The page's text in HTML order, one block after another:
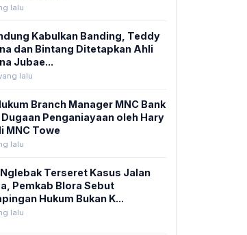
lalu
Kabulkan Banding, Teddy
dan Bintang Ditetapkan Ahli
Jubae...
lalu
Branch Manager MNC Bank
Penganiayaan oleh Hary
MNC Towe
lalu
Terseret Kasus Jalan
Pemkab Blora Sebut
Hukum Bukan K...
lalu